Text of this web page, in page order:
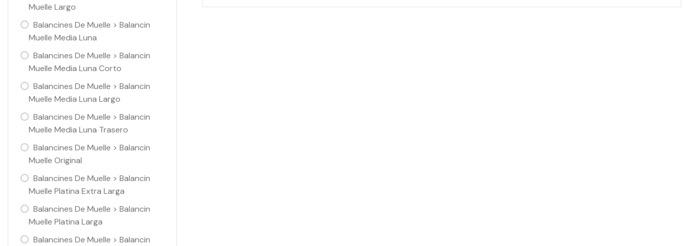
Muelle Largo
Balancines De Muelle > Balancin
Muelle Media Luna
Balancines De Muelle > Balancin
Muelle Media Luna Corto
Balancines De Muelle > Balancin
Muelle Media Luna Largo
Balancines De Muelle > Balancin
Muelle Media Luna Trasero
Balancines De Muelle > Balancin
Muelle Original
Balancines De Muelle > Balancin
Muelle Platina Extra Larga
Balancines De Muelle > Balancin
Muelle Platina Larga
Balancines De Muelle > Balancin